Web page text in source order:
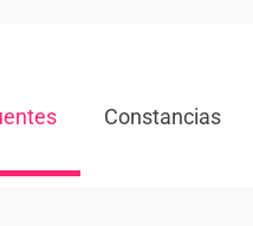
Constancias